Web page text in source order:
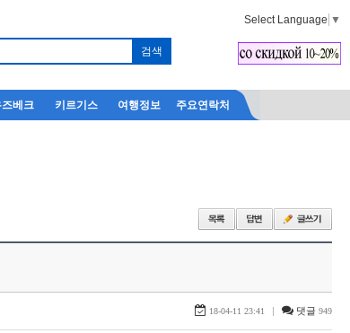
Select Language ▼
즈베크 키르기스 여행정보 주요연락처
18-04-11 23:41 | 댓글 949